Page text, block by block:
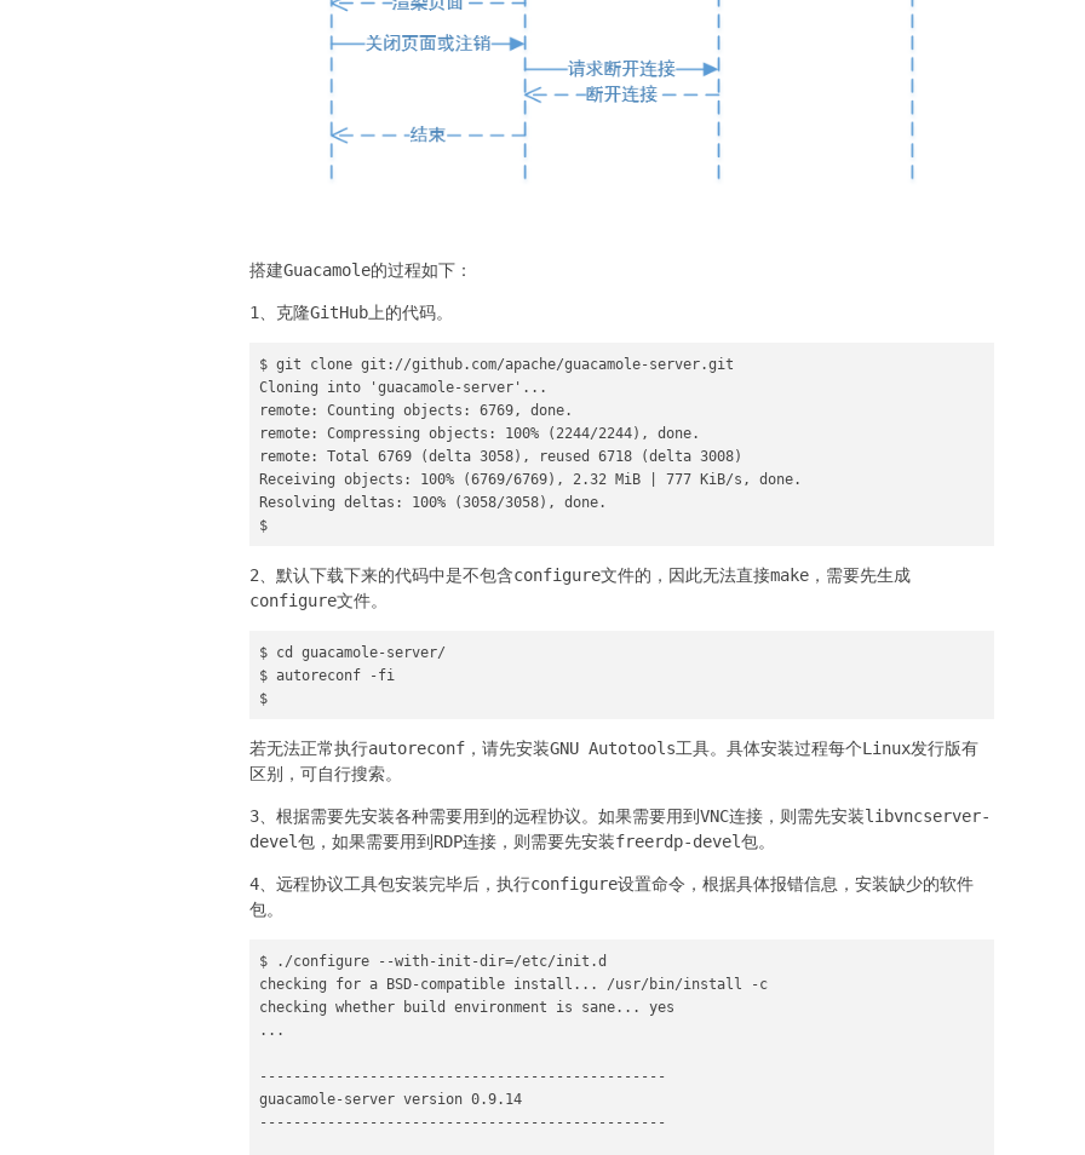
搭建Guacamole的过程如下：
1、克隆GitHub上的代码。
$ git clone git://github.com/apache/guacamole-server.git
Cloning into 'guacamole-server'...
remote: Counting objects: 6769, done.
remote: Compressing objects: 100% (2244/2244), done.
remote: Total 6769 (delta 3058), reused 6718 (delta 3008)
Receiving objects: 100% (6769/6769), 2.32 MiB | 777 KiB/s, done.
Resolving deltas: 100% (3058/3058), done.
$
2、默认下载下来的代码中是不包含configure文件的，因此无法直接make，需要先生成
configure文件。
$ cd guacamole-server/
$ autoreconf -fi
$
若无法正常执行autoreconf，请先安装GNU Autotools工具。具体安装过程每个Linux发行版有
区别，可自行搜索。
3、根据需要先安装各种需要用到的远程协议。如果需要用到VNC连接，则需先安装libvncserver-
devel包，如果需要用到RDP连接，则需要先安装freerdp-devel包。
4、远程协议工具包安装完毕后，执行configure设置命令，根据具体报错信息，安装缺少的软件
包。
$ ./configure --with-init-dir=/etc/init.d
checking for a BSD-compatible install... /usr/bin/install -c
checking whether build environment is sane... yes
...
------------------------------------------------
guacamole-server version 0.9.14
------------------------------------------------